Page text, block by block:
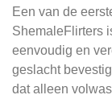
Een van de
ShemaleFlirters
eenvoudig en
geslacht
dat alleen